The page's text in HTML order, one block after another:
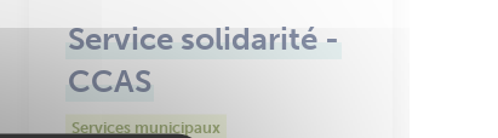
Service solidarité -
CCAS
Services municipaux